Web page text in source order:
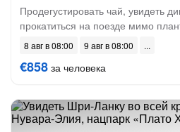
Продегустировать чай, увидеть
прокатиться на поезде мимо
8 авг в 08:00 9 авг в 08:00
€858 за человека